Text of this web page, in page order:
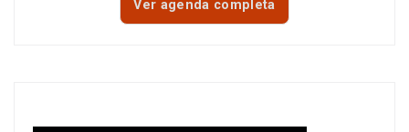
Ver agenda completa